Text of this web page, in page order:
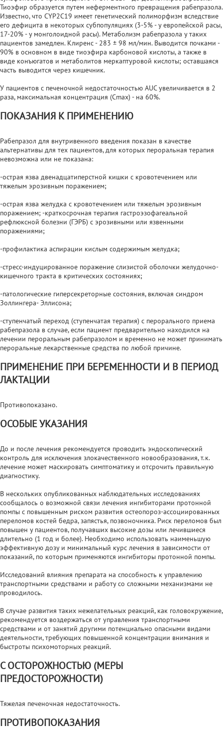
Тиоэфир образуется путем неферментного превращения рабепразола.
Известно, что CYP2C19 имеет генетический полиморфизм вследствие
его дефицита в некоторых субпопуляциях (3-5% - у европейской расы,
17-20% - у монголоидной расы). Метаболизм рабепразола у таких
пациентов замедлен. Клиренс - 283 ± 98 мл/мин. Выводится почками -
90% в основном в виде тиоэфира карбоновой кислоты, а также в
виде конъюгатов и метаболитов меркаптуровой кислоты; оставшаяся
часть выводится через кишечник.
У пациентов с печеночной недостаточностью AUC увеличивается в 2
раза, максимальная концентрация (Сmах) - на 60%.
ПОКАЗАНИЯ К ПРИМЕНЕНИЮ
Рабепразол для внутривенного введения показан в качестве
альтернативы для тех пациентов, для которых пероральная терапия
невозможна или не показана:
-острая язва двенадцатиперстной кишки с кровотечением или
тяжелым эрозивным поражением;
-острая язва желудка с кровотечением или тяжелым эрозивным
поражением; -краткосрочная терапия гастроэзофагеальной
рефлюксной болезни (ГЭРБ) с эрозивными или язвенными
поражениями;
-профилактика аспирации кислым содержимым желудка;
-стресс-индуцированное поражение слизистой оболочки желудочно-
кишечного тракта в критических состояниях;
-патологические гиперсекреторные состояния, включая синдром
Золлингера- Эллисона;
-ступенчатый переход (ступенчатая терапия) с перорального приема
рабепразола в случае, если пациент предварительно находился на
лечении пероральным рабепразолом и временно не может принимать
пероральные лекарственные средства по любой причине.
ПРИМЕНЕНИЕ ПРИ БЕРЕМЕННОСТИ И В ПЕРИОД
ЛАКТАЦИИ
Противопоказано.
ОСОБЫЕ УКАЗАНИЯ
До и после лечения рекомендуется проводить эндоскопический
контроль для исключения злокачественного новообразования, т.к.
лечение может маскировать симптоматику и отсрочить правильную
диагностику.
В нескольких опубликованных наблюдательных исследованиях
сообщалось о возможной связи лечения ингибиторами протонной
помпы с повышенным риском развития остеопороз-ассоциированных
переломов костей бедра, запястья, позвоночника. Риск переломов был
повышен у пациентов, получавших высокие дозы или лечившиеся
длительно (1 год и более). Необходимо использовать наименьшую
эффективную дозу и минимальный курс лечения в зависимости от
показаний, по которым применяются ингибиторы протонной помпы.
Исследований влияния препарата на способность к управлению
транспортными средствами и работу со сложными механизмами не
проводилось.
В случае развития таких нежелательных реакций, как головокружение,
рекомендуется воздержаться от управления транспортными
средствами и от занятий другими потенциально опасными видами
деятельности, требующих повышенной концентрации внимания и
быстроты психомоторных реакций.
С ОСТОРОЖНОСТЬЮ (МЕРЫ
ПРЕДОСТОРОЖНОСТИ)
Тяжелая печеночная недостаточность.
ПРОТИВОПОКАЗАНИЯ